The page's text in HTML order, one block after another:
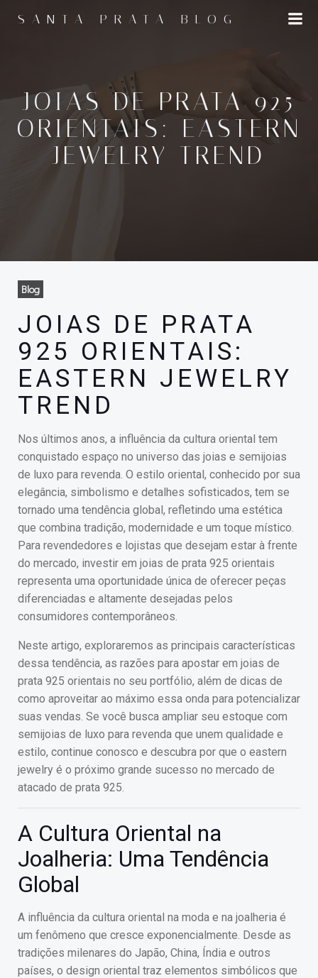
para
SANTA PRATA BLOG
JOIAS DE PRATA 925
ORIENTAIS: EASTERN
JEWELRY TREND
Blog
JOIAS DE PRATA
925 ORIENTAIS:
EASTERN JEWELRY
TREND
Nos últimos anos, a influência da cultura oriental tem
conquistado espaço no universo das joias e semijoias
de luxo para revenda. O estilo oriental, conhecido por sua
elegância, simbolismo e detalhes sofisticados, tem se
tornado uma tendência global, refletindo uma estética
que combina tradição, modernidade e um toque místico.
Para revendedores e lojistas que desejam estar à frente
do mercado, investir em joias de prata 925 orientais
representa uma oportunidade única de oferecer peças
diferenciadas e altamente desejadas pelos
consumidores contemporâneos.
Neste artigo, exploraremos as principais características
dessa tendência, as razões para apostar em joias de
prata 925 orientais no seu portfólio, além de dicas de
como aproveitar ao máximo essa onda para potencializar
suas vendas. Se você busca ampliar seu estoque com
semijoias de luxo para revenda que unem qualidade e
estilo, continue conosco e descubra por que o eastern
jewelry é o próximo grande sucesso no mercado de
atacado de prata 925.
A Cultura Oriental na
Joalheria: Uma Tendência
Global
A influência da cultura oriental na moda e na joalheria é
um fenômeno que cresce exponencialmente. Desde as
tradições milenares do Japão, China, Índia e outros
países, o design oriental traz elementos simbólicos que